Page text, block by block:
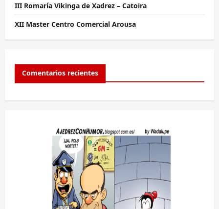
III Romaría Vikinga de Xadrez – Catoira
XII Master Centro Comercial Arousa
Comentarios recientes